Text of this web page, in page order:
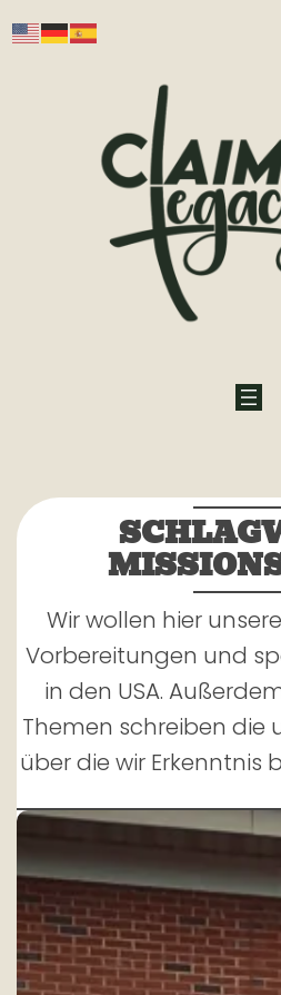
Wir wollen hier
Vorbereitungen und
in den USA.
Themen schreiben die
über die wir Erkenntnis